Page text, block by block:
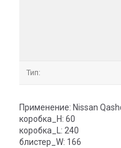
Тип:
Применение: Nissan
коробка_H: 60
коробка_L: 240
блистер_W: 166